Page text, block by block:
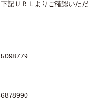
記ＵＲＬよりご確認いただ